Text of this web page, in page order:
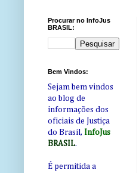
Procurar no InfoJus
BRASIL:
Bem Vindos:
Sejam bem vindos
ao blog de
informações dos
oficiais de Justiça
do Brasil, InfoJus
BRASIL.
É permitida a